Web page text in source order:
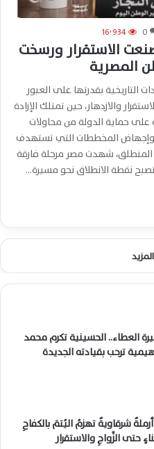
0 16٬934
الاستقرار ورسخت
المصرية
التاريخية بقدرتها على العبور
والازدهار، حين تمتلك الإرادة
على حماية الدولة من محاولات
وإجهاض المخططات التي تستهدف
شهدت مصر مرحلة فارقة
نقطة الانطلاق نحو مسيرة…
العطاء.. الحسينية تكرم محمد
ترحب بقيادته الجديدة
شرقاويةٌ تهزمُ اليُتمَ بالكفاحِ
حتى الزَّواجِ والاستقرار